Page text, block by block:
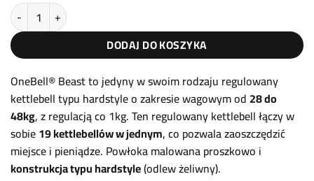
ilość Regulowany kettlebell 28-48kg OneBell® Beast
DODAJ DO KOSZYKA
OneBell® Beast to jedyny w swoim rodzaju regulowany
kettlebell typu hardstyle o zakresie wagowym od 28 do
48kg, z regulacją co 1kg. Ten regulowany kettlebell łączy w
sobie19 kettlebellów w jednym, co pozwala zaoszczędzić
miejsce i pieniądze. Powłoka malowana proszkowo i
konstrukcja typu hardstyle(odlew żeliwny).